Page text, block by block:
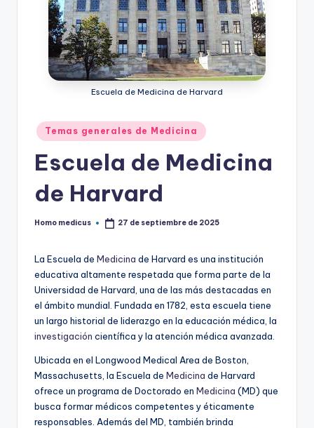
Escuela de Medicina de Harvard
Publicado
en
Temas generales de Medicina
Escuela de Medicina
de Harvard
Publicado
Homo medicus 27 de septiembre de 2025
La Escuela de Medicina de Harvard es una institución
educativa altamente respetada que forma parte de la
Universidad de Harvard, una de las más destacadas en
el ámbito mundial. Fundada en 1782, esta escuela tiene
un largo historial de liderazgo en la educación médica, la
investigación científica y la atención médica avanzada.
Ubicada en el Longwood Medical Area de Boston,
Massachusetts, la Escuela de Medicina de Harvard
ofrece un programa de Doctorado en Medicina (MD) que
busca formar médicos competentes y éticamente
responsables. Además del MD, también brinda